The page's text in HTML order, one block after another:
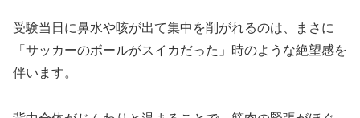
受験当日に鼻水や咳が出て集中を削がれるのは、まさに
「サッカーのボールがスイカだった」時のような絶望感を
伴います。